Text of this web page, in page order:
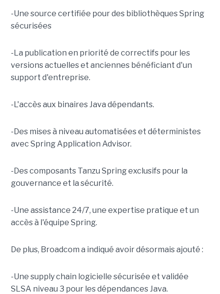
-Une source certifiée pour des bibliothèques Spring
sécurisées
-La publication en priorité de correctifs pour les
versions actuelles et anciennes bénéficiant d'un
support d'entreprise.
-L'accès aux binaires Java dépendants.
-Des mises à niveau automatisées et déterministes
avec Spring Application Advisor.
-Des composants Tanzu Spring exclusifs pour la
gouvernance et la sécurité.
-Une assistance 24/7, une expertise pratique et un
accès à l'équipe Spring.
De plus, Broadcom a indiqué avoir désormais ajouté :
-Une supply chain logicielle sécurisée et validée
SLSA niveau 3 pour les dépendances Java.